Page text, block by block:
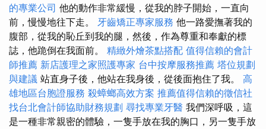
的專業公司 他的動作非常緩慢，從我的脖子開始，一直向
前，慢慢地往下走。 牙齒矯正專家服務 他一路愛撫著我的
腹部，從我的恥丘到我的腿，然後，作為尊重和奉獻的標
誌，他跪倒在我面前。 精緻外燴茶點搭配 值得信賴的會計
師推薦 新店護理之家照護專家 台中按摩服務推薦 塔位規劃
與建議 站直身子後，他站在我身後，從後面抱住了我。 高
雄地區台胞證服務 殺蟑螂高效方案 推薦值得信賴的徵信社
找台北會計師協助財務規劃 尋找專業牙醫 我們深呼吸，這
是一種非常親密的體驗，一隻手放在我的胸口，另一隻手放